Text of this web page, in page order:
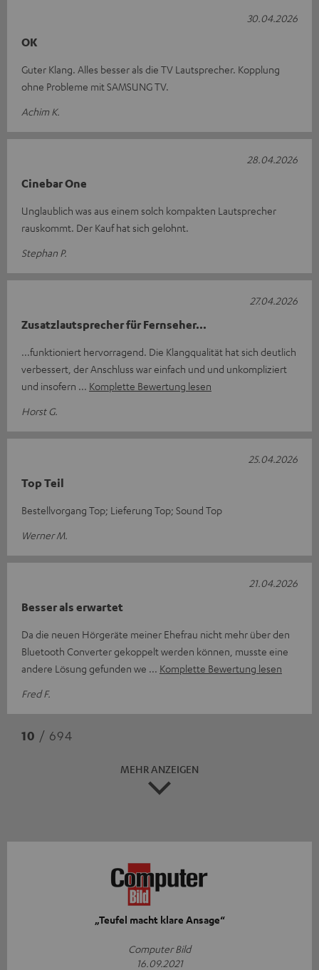
OK
Guter Klang. Alles besser als die TV Lautsprecher. Kopplung
ohne Probleme mit SAMSUNG TV.
Achim K.
30.04.2026
Cinebar One
Unglaublich was aus einem solch kompakten Lautsprecher
rauskommt. Der Kauf hat sich gelohnt.
Stephan P.
28.04.2026
Zusatzlautsprecher für Fernseher...
...funktioniert hervorragend. Die Klangqualität hat sich deutlich
verbessert, der Anschluss war einfach und und unkompliziert
und insofern
Komplette Bewertung lesen
Horst G.
27.04.2026
Top Teil
Bestellvorgang Top; Lieferung Top; Sound Top
Werner M.
25.04.2026
Besser als erwartet
Da die neuen Hörgeräte meiner Ehefrau nicht mehr über den
Bluetooth Converter gekoppelt werden können, musste eine
andere Lösung gefunden we
Komplette Bewertung lesen
Fred F.
21.04.2026
10 / 694
MEHR ANZEIGEN
„Teufel macht klare Ansage“
Computer Bild
16.09.2021